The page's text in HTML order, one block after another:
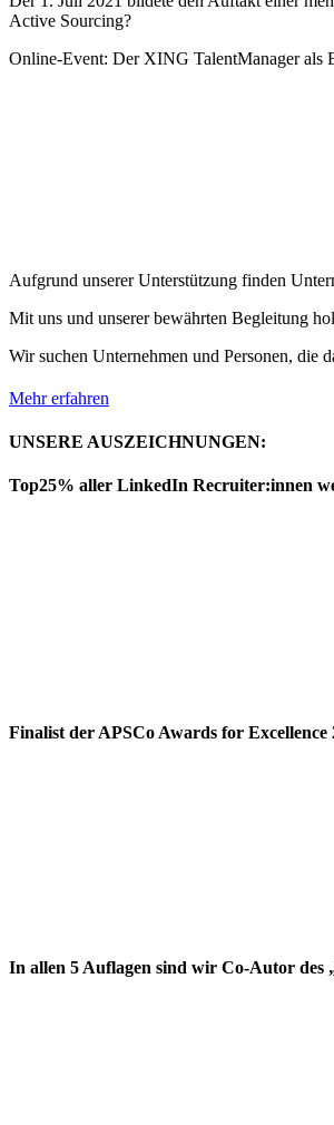
Active Sourcing?
Online-Event: Der XING TalentManager als
Aufgrund unserer Unterstützung finden
Mit uns und unserer bewährten Begleitung
Wir suchen Unternehmen und Personen, die
Mehr erfahren
UNSERE AUSZEICHNUNGEN:
Top25% aller LinkedIn Recruiter:innen
Finalist der APSCo Awards for
In allen 5 Auflagen sind wir Co-Autor des